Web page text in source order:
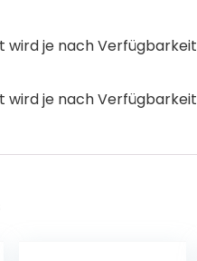
wird je nach Verfügbarkeit
wird je nach Verfügbarkeit